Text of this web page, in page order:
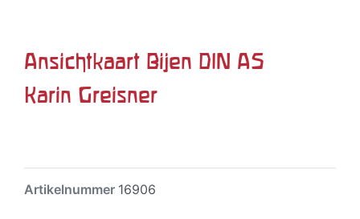
Ansichtkaart Bijen DIN A5
Karin Greisner
Artikelnummer 16906